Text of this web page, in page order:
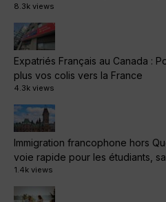
8.3k views
Expatriés Français au Canada :
plus vos colis vers la France
4.3k views
Immigration francophone hors
voie rapide pour les étudiants,
1.4k views